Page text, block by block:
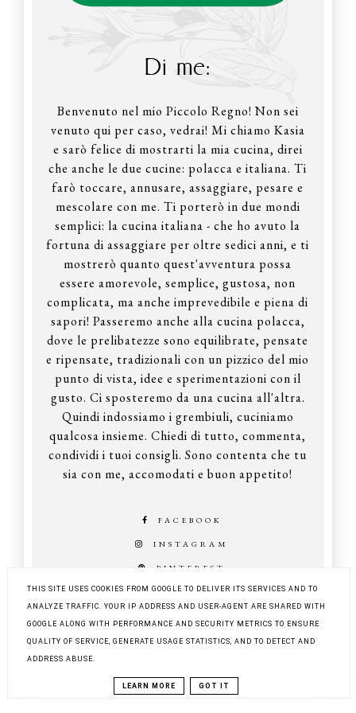
Di me:
Benvenuto nel mio Piccolo Regno! Non sei
venuto qui per caso, vedrai! Mi chiamo Kasia
e sarò felice di mostrarti la mia cucina, direi
che anche le due cucine: polacca e italiana. Ti
farò toccare, annusare, assaggiare, pesare e
mescolare con me. Ti porterò in due mondi
semplici: la cucina italiana - che ho avuto la
fortuna di assaggiare per oltre sedici anni, e ti
mostrerò quanto quest'avventura possa
essere amorevole, semplice, gustosa, non
complicata, ma anche imprevedibile e piena di
sapori! Passeremo anche alla cucina polacca,
dove le prelibatezze sono equilibrate, pensate
e ripensate, tradizionali con un pizzico del mio
punto di vista, idee e sperimentazioni con il
gusto. Ci sposteremo da una cucina all'altra.
Quindi indossiamo i grembiuli, cuciniamo
qualcosa insieme. Chiedi di tutto, commenta,
condividi i tuoi consigli. Sono contenta che tu
sia con me, accomodati e buon appetito!
FACEBOOK
INSTAGRAM
PINTEREST
BLOG DESIGN:KAROGRAFIA.PL
THIS SITE USES COOKIES FROM GOOGLE TO DELIVER ITS SERVICES AND TO
ANALYZE TRAFFIC. YOUR IP ADDRESS AND USER-AGENT ARE SHARED WITH
GOOGLE ALONG WITH PERFORMANCE AND SECURITY METRICS TO ENSURE
QUALITY OF SERVICE, GENERATE USAGE STATISTICS, AND TO DETECT AND
ADDRESS ABUSE.
LEARN MORE GOT IT